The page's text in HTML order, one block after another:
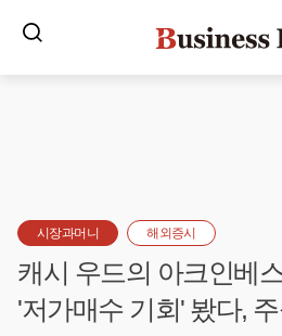
시장과머니 해외증시
캐시 우드의 아크인베
'저가매수 기회' 봤다,